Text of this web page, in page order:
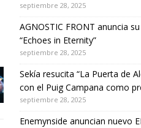
septiembre 28, 2025
AGNOSTIC FRONT anuncia
“Echoes in Eternity”
septiembre 28, 2025
Sekía resucita “La Puerta de
con el Puig Campana como
septiembre 28, 2025
Enemynside anuncian nuevo